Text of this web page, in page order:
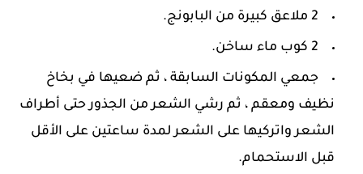
2 ملاعق كبيرة من البابونج.
2 كوب ماء ساخن.
جمعي المكونات السابقة ، ثم ضعيها في بخاخ
نظيف ومعقم ، ثم رشي الشعر من الجذور حتى أطراف
الشعر واتركيها على الشعر لمدة ساعتين على الأقل
قبل الاستحمام.